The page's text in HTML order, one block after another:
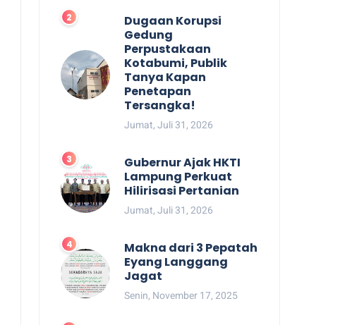
Dugaan Korupsi
Gedung
Perpustakaan
Kotabumi, Publik
Tanya Kapan
Penetapan
Tersangka!
Jumat, Juli 31, 2026
Gubernur Ajak HKTI
Lampung Perkuat
Hilirisasi Pertanian
Jumat, Juli 31, 2026
Makna dari 3 Pepatah
Eyang Langgang
Jagat
Senin, November 17, 2025